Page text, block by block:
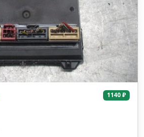
1140 ₽